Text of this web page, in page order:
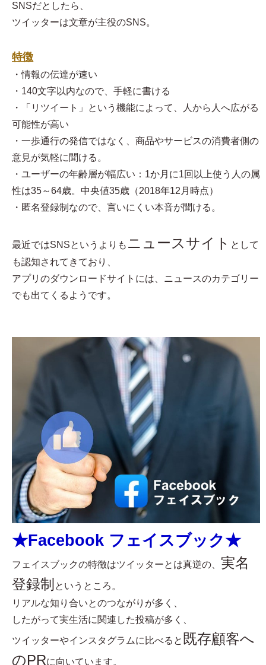
SNSだとしたら、
ツイッターは文章が主役のSNS。
特徴
・情報の伝達が速い
・140文字以内なので、手軽に書ける
・「リツイート」という機能によって、人から人へ広がる
可能性が高い
・一歩通行の発信ではなく、商品やサービスの消費者側の
意見が気軽に聞ける。
・ユーザーの年齢層が幅広い：1か月に1回以上使う人の属
性は35～64歳。中央値35歳（2018年12月時点）
・匿名登録制なので、言いにくい本音が聞ける。
最近ではSNSというよりも ニュースサイト として
も認知されてきており、
アプリのダウンロードサイトには、ニュースのカテゴリー
でも出てくるようです。
★Facebook フェイスブック★
フェイスブックの特徴はツイッターとは真逆の、 実名
登録制 というところ。
リアルな知り合いとのつながりが多く、
したがって実生活に関連した投稿が多く、
ツイッターやインスタグラムに比べると 既存顧客へ
のPRに向いています。